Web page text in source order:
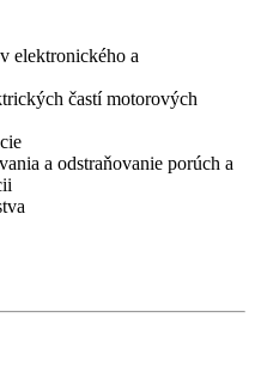
elektronického a
častí motorových
a odstraňovanie porúch a